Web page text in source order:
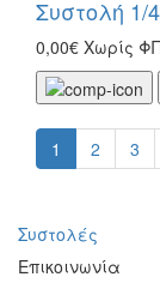
Συστολή 1/
0,00€ Χωρίς
1 2 3
Συστολές
Eπικοινωνία